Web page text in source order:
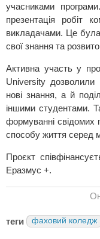
учасниками
презентація робіт
викладачами. Це
свої знання та
Активна участь у
University
нові знання, а й
іншими студентами.
формуванні свідомих
способу життя серед
Проєкт
Еразмус +.
теги фаховий коледж